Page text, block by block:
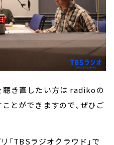
聴き直したい方は radikoの
とができますので、ぜひご
「TBSラジオクラウド」で